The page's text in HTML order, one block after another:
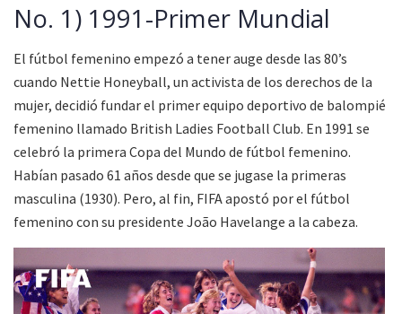
No. 1) 1991-Primer Mundial
El fútbol femenino empezó a tener auge desde las 80’s
cuando Nettie Honeyball, un activista de los derechos de la
mujer, decidió fundar el primer equipo deportivo de balompié
femenino llamado British Ladies Football Club. En 1991 se
celebró la primera Copa del Mundo de fútbol femenino.
Habían pasado 61 años desde que se jugase la primeras
masculina (1930). Pero, al fin, FIFA apostó por el fútbol
femenino con su presidente João Havelange a la cabeza.